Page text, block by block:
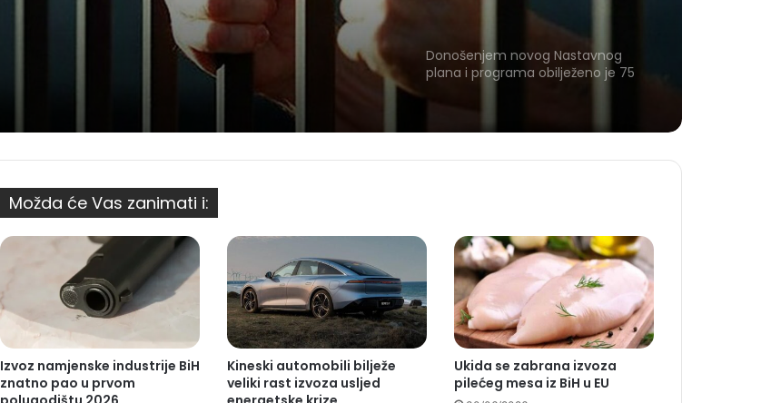
Donošenjem novog Nastavnog
plana i programa obilježeno je 75
Možda će Vas zanimati i:
Izvoz namjenske industrije BiH
znatno pao u prvom
Kineski automobili bilježe
veliki rast izvoza usljed
Ukida se zabrana izvoza
pilećeg mesa iz BiH u EU